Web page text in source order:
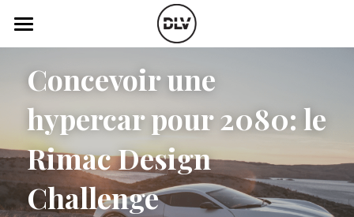
Actualité Auto
Électrique
Histoire de chars
Art Automobile
Vidéo
Podcast
Radio FM
Télé RDS
Concevoir une
hypercar pour 2080: le
Rimac Design
Challenge
LES CATÉGORIES DE LA BOUTIQUE
Toutes les catégories